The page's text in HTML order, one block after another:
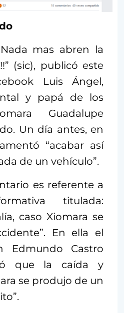
mas abren la
(sic), publicó este
Luis Ángel,
y papá de los
Guadalupe
Un día antes, en
“acabar así
de un vehículo”.
es referente a
titulada:
caso Xiomara se
En ella el
Edmundo Castro
que la caída y
se produjo de un